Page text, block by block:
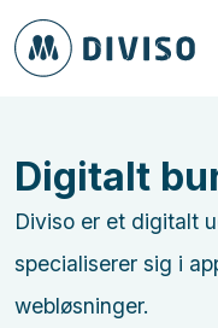
Digitalt
Diviso er et digitalt
specialiserer sig i
web­løsninger.